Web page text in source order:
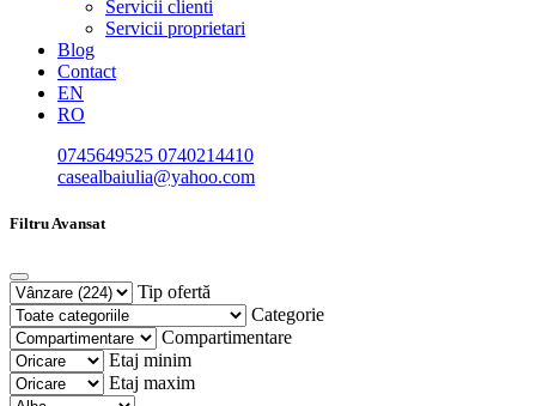
Servicii clienti
Servicii proprietari
Blog
Contact
EN
RO
0745649525 0740214410
casealbaiulia@yahoo.com
Filtru Avansat
Tip ofertă
Categorie
Compartimentare
Etaj minim
Etaj maxim